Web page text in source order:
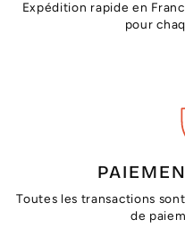
Expédition rapide en
pour
Toutes les transactions
de